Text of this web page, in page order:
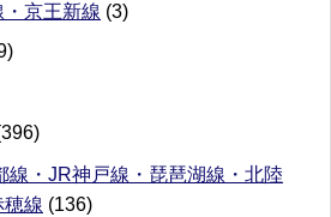
・京王新線 (3)
線・JR神戸線・琵琶湖線・北陸
穂線 (136)